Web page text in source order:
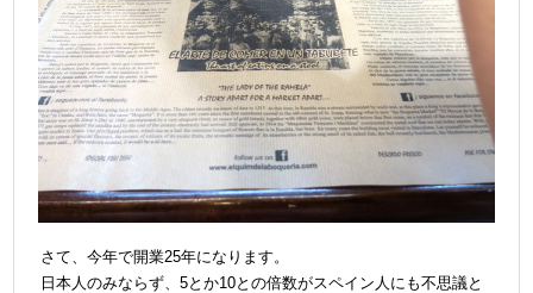
さて、今年で開業25年になります。
日本人のみならず、5とか10との倍数がスペイン人にも不思議と